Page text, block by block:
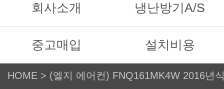
회사소개 냉난방기A/S
중고매입 설치비용
HOME >